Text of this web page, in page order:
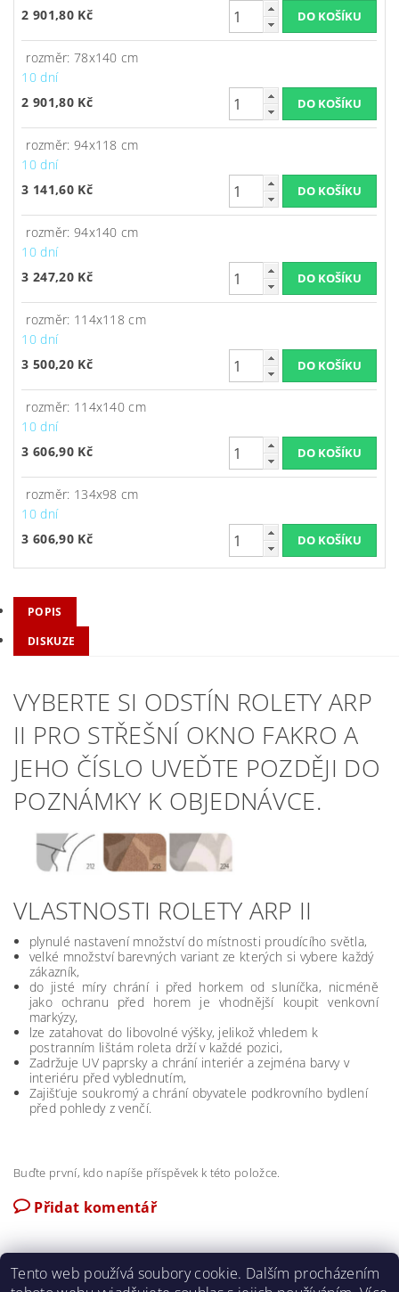
2 901,80 Kč
rozměr: 78x140 cm
10 dní
2 901,80 Kč
rozměr: 94x118 cm
10 dní
3 141,60 Kč
rozměr: 94x140 cm
10 dní
3 247,20 Kč
rozměr: 114x118 cm
10 dní
3 500,20 Kč
rozměr: 114x140 cm
10 dní
3 606,90 Kč
rozměr: 134x98 cm
10 dní
3 606,90 Kč
POPIS
DISKUZE
VYBERTE SI ODSTÍN ROLETY ARP
II PRO STŘEŠNÍ OKNO FAKRO A
JEHO ČÍSLO UVEĎTE POZDĚJI DO
POZNÁMKY K OBJEDNÁVCE.
VLASTNOSTI ROLETY ARP II
plynulé nastavení množství do místnosti proudícího světla,
velké množství barevných variant ze kterých si vybere každý
zákazník,
do jisté míry chrání i před horkem od sluníčka, nicméně
jako ochranu před horem je vhodnější koupit venkovní
markýzy,
lze zatahovat do libovolné výšky, jelikož vhledem k
postranním lištám roleta drží v každé pozici,
Zadržuje UV paprsky a chrání interiér a zejména barvy v
interiéru před vyblednutím,
Zajišťuje soukromý a chrání obyvatele podkrovního bydlení
před pohledy z venčí.
Buďte první, kdo napíše příspěvek k této položce.
Přidat komentář
Tento web používá soubory cookie. Dalším procházením